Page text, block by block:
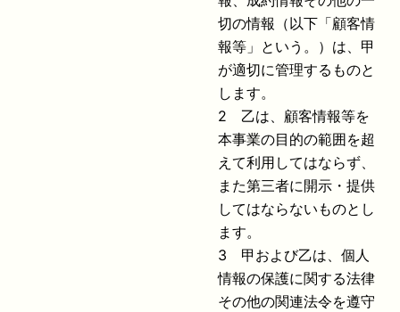
切の情報（以下「顧客情
報等」という。）は、甲
が適切に管理するものと
します。
2 乙は、顧客情報等を
本事業の目的の範囲を超
えて利用してはならず、
また第三者に開示・提供
してはならないものとし
ます。
3 甲および乙は、個人
情報の保護に関する法律
その他の関連法令を遵守